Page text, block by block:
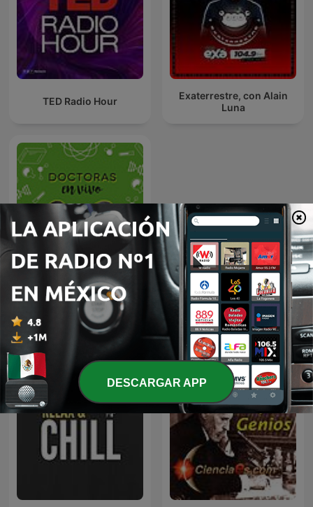
TED Radio Hour
Exaterrestre, con Alain
Luna
Doctoras En Vivo
Más podcasts internacionales de Ciencias
DESCARGAR APP